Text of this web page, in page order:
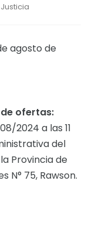
agosto de
ofertas:
2024 a las 11
del
Provincia de
N° 75, Rawson.